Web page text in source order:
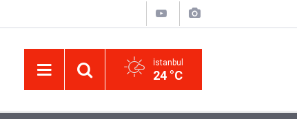
İstanbul
24 °C